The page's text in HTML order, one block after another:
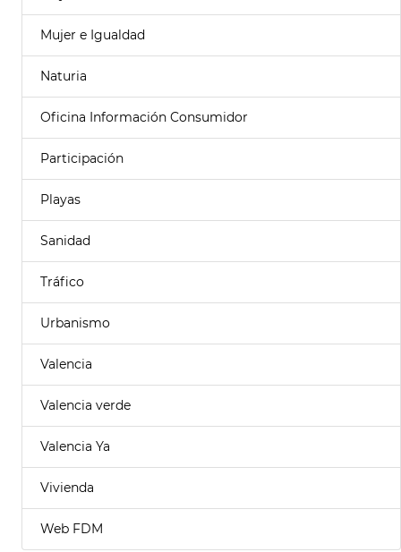
Mujer e Igualdad
Naturia
Oficina Información Consumidor
Participación
Playas
Sanidad
Tráfico
Urbanismo
Valencia
Valencia verde
Valencia Ya
Vivienda
Web FDM